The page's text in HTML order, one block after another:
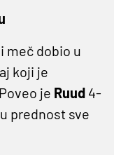
meč dobio u
koji je
je Ruud 4-
prednost sve